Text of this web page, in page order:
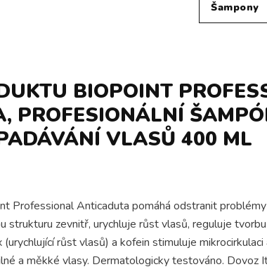
Šampony
BIOPOINT
PROFESIONÁLNÍ
VLASŮ 400 ML
Professional Anticaduta pomáhá odstranit
zevnitř, urychluje růst vlasů, reguluje
růst vlasů) a kofein stimuluje
a měkké vlasy. Dermatologicky testováno. Dovoz